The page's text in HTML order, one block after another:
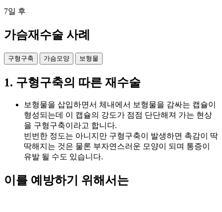
7일 후
가슴재수술 사례
구형구축 가슴모양 보형물
1. 구형구축의 따른 재수술
보형물을 삽입하면서 체내에서 보형물을 감싸는 캡슐이
형성되는데 이 캡슐의 강도가 점점 단단해져 가는 현상
을 구형구축이라고 합니다.
빈번한 정도는 아니지만 구형구축이 발생하면 촉감이 딱
딱해지는 것은 물론 부자연스러운 모양이 되며 통증이
유발 될 수도 있습니다.
이를 예방하기 위해서는